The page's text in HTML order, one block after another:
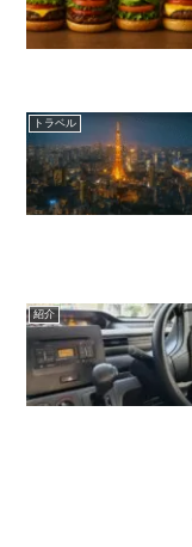
トラベル
紹介